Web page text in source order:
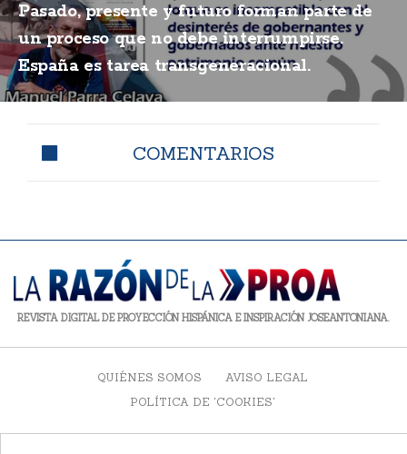
Pasado, presente y futuro forman parte de
un proceso que no debe interrumpirse.
España es tarea transgeneracional.
COMENTARIOS
REVISTA DIGITAL DE PROYECCIÓN HISPÁNICA E INSPIRACIÓN JOSEANTONIANA.
QUIÉNES SOMOS
AVISO LEGAL
POLÍTICA DE 'COOKIES'